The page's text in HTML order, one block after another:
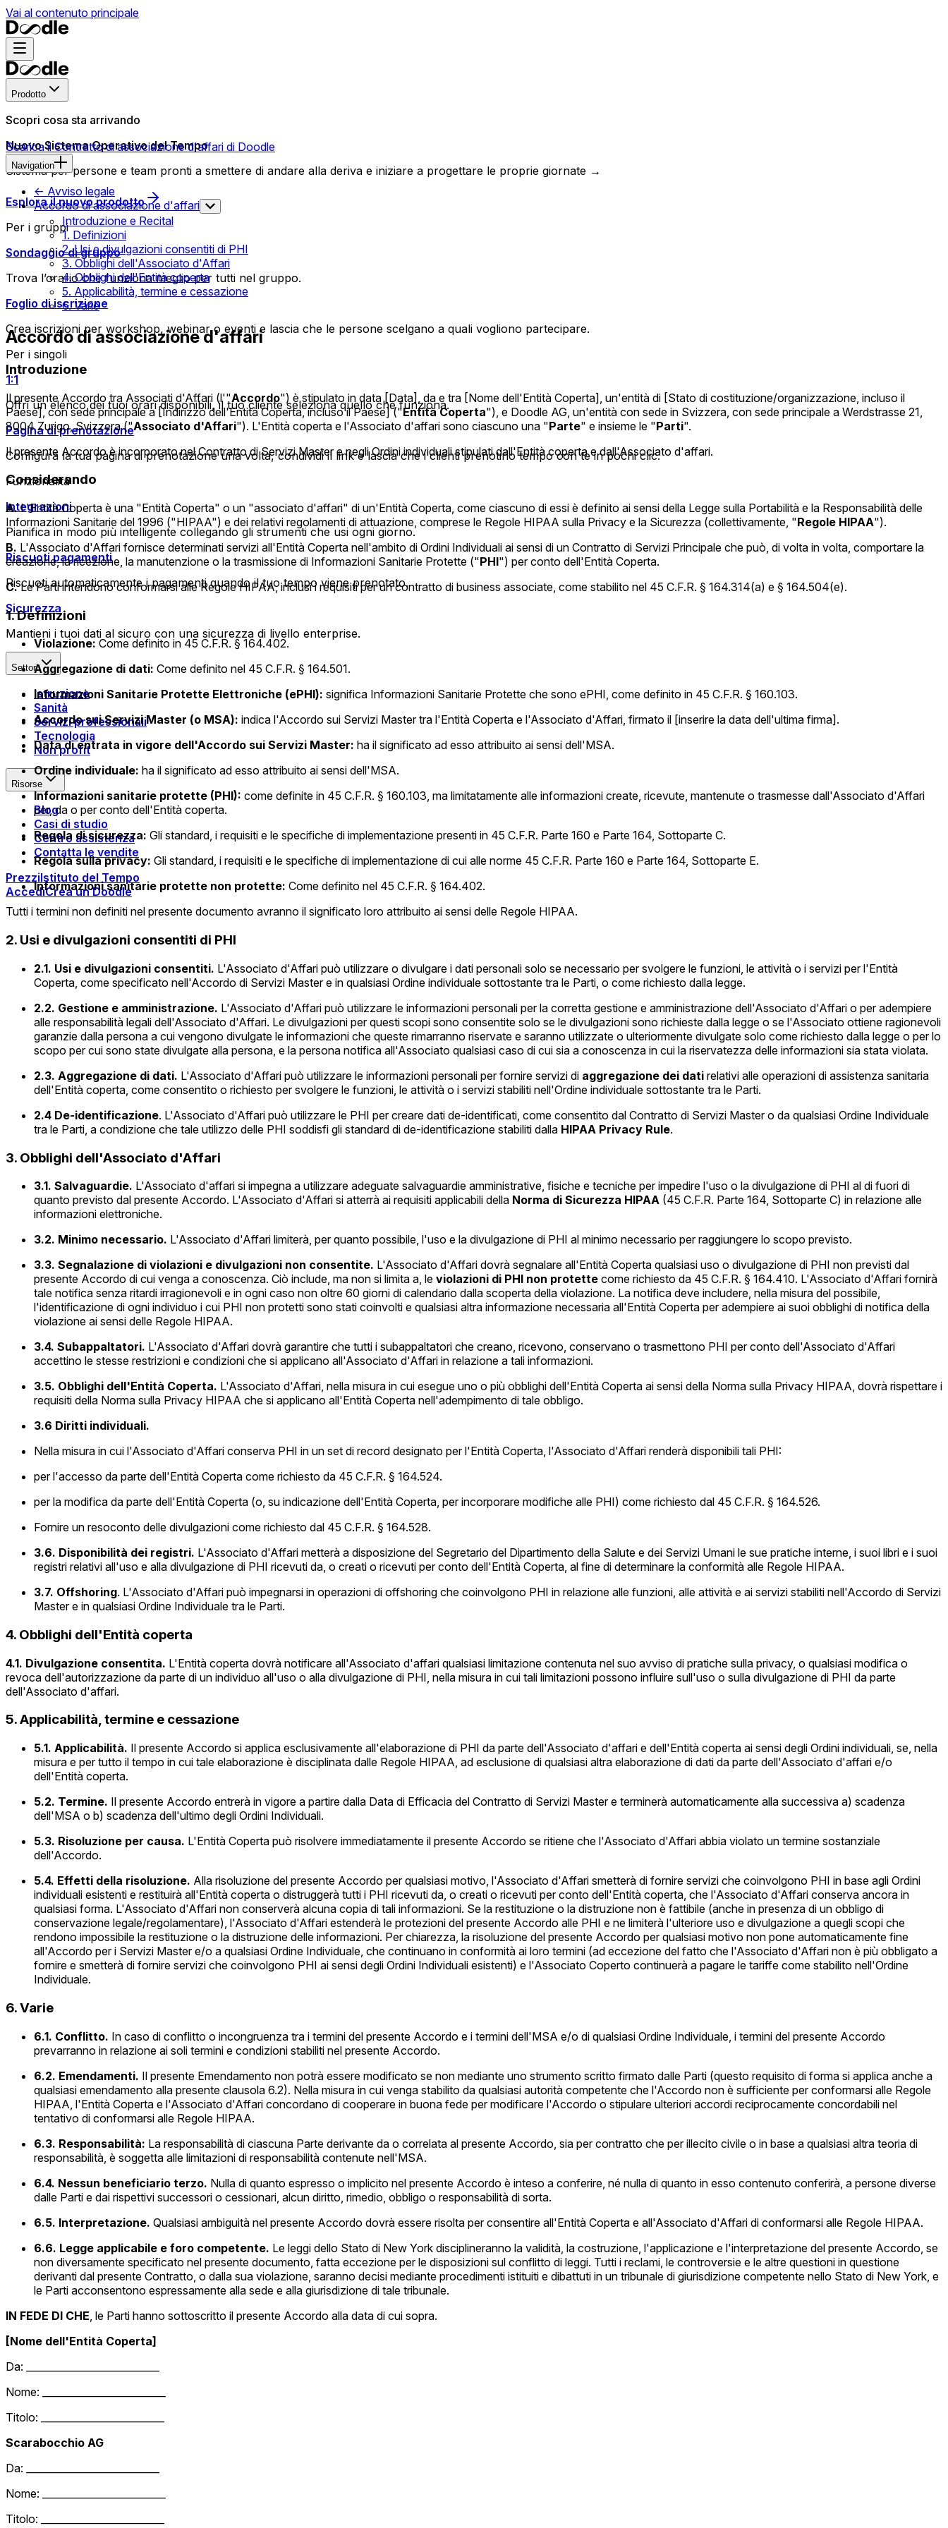
Vai al contenuto principale
Prodotto
Scopri cosa sta arrivando
Nuovo Sistema Operativo del Tempo
Sistema per persone e team pronti a smettere di andare alla deriva e iniziare a progettare le proprie giornate →
Esplora il nuovo prodotto
Per i gruppi
Sondaggio di gruppo
Trova l’orario che funziona meglio per tutti nel gruppo.
Foglio di iscrizione
Crea iscrizioni per workshop, webinar o eventi e lascia che le persone scelgano a quali vogliono partecipare.
Per i singoli
1:1
Offri un elenco dei tuoi orari disponibili, il tuo cliente seleziona quello che funziona.
Pagina di prenotazione
Configura la tua pagina di prenotazione una volta, condividi il link e lascia che i clienti prenotino tempo con te in pochi clic.
Funzionalità
Integrazioni
Pianifica in modo più intelligente collegando gli strumenti che usi ogni giorno.
Riscuoti pagamenti
Riscuoti automaticamente i pagamenti quando il tuo tempo viene prenotato.
Sicurezza
Mantieni i tuoi dati al sicuro con una sicurezza di livello enterprise.
Settori
Istruzione
Sanità
Servizi professionali
Tecnologia
Non profit
Risorse
Blog
Casi di studio
Centro assistenza
Contatta le vendite
PrezziIstituto del Tempo
AccediCrea un Doodle
Scarica il Contratto di associazione d'affari di Doodle
Navigation
<- Avviso legale
Accordo di associazione d'affari
Introduzione e Recital
1. Definizioni
2. Usi e divulgazioni consentiti di PHI
3. Obblighi dell'Associato d'Affari
4. Obblighi dell'Entità coperta
5. Applicabilità, termine e cessazione
6. Varie
Accordo di associazione d'affari
Introduzione
Il presente Accordo tra Associati d'Affari (l'"Accordo") è stipulato in data [Data], da e tra [Nome dell'Entità Coperta], un'entità di [Stato di costituzione/organizzazione, incluso il
Paese], con sede principale a [Indirizzo dell'Entità Coperta, incluso il Paese] ("Entità Coperta"), e Doodle AG, un'entità con sede in Svizzera, con sede principale a Werdstrasse 21,
8004 Zurigo, Svizzera ("Associato d'Affari"). L'Entità coperta e l'Associato d'affari sono ciascuno una "Parte" e insieme le "Parti".
Il presente Accordo è incorporato nel Contratto di Servizi Master e negli Ordini individuali stipulati dall'Entità coperta e dall'Associato d'affari.
Considerando
A.L'Entità Coperta è una "Entità Coperta" o un "associato d'affari" di un'Entità Coperta, come ciascuno di essi è definito ai sensi della Legge sulla Portabilità e la Responsabilità delle
Informazioni Sanitarie del 1996 ("HIPAA") e dei relativi regolamenti di attuazione, comprese le Regole HIPAA sulla Privacy e la Sicurezza (collettivamente, "Regole HIPAA").
B. L'Associato d'Affari fornisce determinati servizi all'Entità Coperta nell'ambito di Ordini Individuali ai sensi di un Contratto di Servizi Principale che può, di volta in volta, comportare la
creazione, la ricezione, la manutenzione o la trasmissione di Informazioni Sanitarie Protette ("PHI") per conto dell'Entità Coperta.
C.Le Parti intendono conformarsi alle Regole HIPAA, inclusi i requisiti per un contratto di business associate, come stabilito nel 45 C.F.R. § 164.314(a) e § 164.504(e).
1. Definizioni
Violazione: Come definito in 45 C.F.R. § 164.402.
Aggregazione di dati: Come definito nel 45 C.F.R. § 164.501.
Informazioni Sanitarie Protette Elettroniche (ePHI): significa Informazioni Sanitarie Protette che sono ePHI, come definito in 45 C.F.R. § 160.103.
Accordo sui Servizi Master (o MSA): indica l'Accordo sui Servizi Master tra l'Entità Coperta e l'Associato d'Affari, firmato il [inserire la data dell'ultima firma].
Data di entrata in vigore dell'Accordo sui Servizi Master: ha il significato ad esso attribuito ai sensi dell'MSA.
Ordine individuale: ha il significato ad esso attribuito ai sensi dell'MSA.
Informazioni sanitarie protette (PHI): come definite in 45 C.F.R. § 160.103, ma limitatamente alle informazioni create, ricevute, mantenute o trasmesse dall'Associato d'Affari
per, da o per conto dell'Entità coperta.
Regola di sicurezza: Gli standard, i requisiti e le specifiche di implementazione presenti in 45 C.F.R. Parte 160 e Parte 164, Sottoparte C.
Regola sulla privacy: Gli standard, i requisiti e le specifiche di implementazione di cui alle norme 45 C.F.R. Parte 160 e Parte 164, Sottoparte E.
Informazioni sanitarie protette non protette: Come definito nel 45 C.F.R. § 164.402.
Tutti i termini non definiti nel presente documento avranno il significato loro attribuito ai sensi delle Regole HIPAA.
2. Usi e divulgazioni consentiti di PHI
2.1. Usi e divulgazioni consentiti. L'Associato d'Affari può utilizzare o divulgare i dati personali solo se necessario per svolgere le funzioni, le attività o i servizi per l'Entità
Coperta, come specificato nell'Accordo di Servizi Master e in qualsiasi Ordine individuale sottostante tra le Parti, o come richiesto dalla legge.
2.2. Gestione e amministrazione. L'Associato d'Affari può utilizzare le informazioni personali per la corretta gestione e amministrazione dell'Associato d'Affari o per adempiere
alle responsabilità legali dell'Associato d'Affari. Le divulgazioni per questi scopi sono consentite solo se le divulgazioni sono richieste dalla legge o se l'Associato ottiene ragionevoli
garanzie dalla persona a cui vengono divulgate le informazioni che queste rimarranno riservate e saranno utilizzate o ulteriormente divulgate solo come richiesto dalla legge o per lo
scopo per cui sono state divulgate alla persona, e la persona notifica all'Associato qualsiasi caso di cui sia a conoscenza in cui la riservatezza delle informazioni sia stata violata.
2.3. Aggregazione di dati. L'Associato d'Affari può utilizzare le informazioni personali per fornire servizi di aggregazione dei dati relativi alle operazioni di assistenza sanitaria
dell'Entità coperta, come consentito o richiesto per svolgere le funzioni, le attività o i servizi stabiliti nell'Ordine individuale sottostante tra le Parti.
2.4 De-identificazione. L'Associato d'Affari può utilizzare le PHI per creare dati de-identificati, come consentito dal Contratto di Servizi Master o da qualsiasi Ordine Individuale
tra le Parti, a condizione che tale utilizzo delle PHI soddisfi gli standard di de-identificazione stabiliti dalla HIPAA Privacy Rule.
3. Obblighi dell'Associato d'Affari
3.1. Salvaguardie. L'Associato d'affari si impegna a utilizzare adeguate salvaguardie amministrative, fisiche e tecniche per impedire l'uso o la divulgazione di PHI al di fuori di
quanto previsto dal presente Accordo. L'Associato d'Affari si atterrà ai requisiti applicabili della Norma di Sicurezza HIPAA (45 C.F.R. Parte 164, Sottoparte C) in relazione alle
informazioni elettroniche.
3.2. Minimo necessario. L'Associato d'Affari limiterà, per quanto possibile, l'uso e la divulgazione di PHI al minimo necessario per raggiungere lo scopo previsto.
3.3. Segnalazione di violazioni e divulgazioni non consentite. L'Associato d'Affari dovrà segnalare all'Entità Coperta qualsiasi uso o divulgazione di PHI non previsti dal
presente Accordo di cui venga a conoscenza. Ciò include, ma non si limita a, le violazioni di PHI non protette come richiesto da 45 C.F.R. § 164.410. L'Associato d'Affari fornirà
tale notifica senza ritardi irragionevoli e in ogni caso non oltre 60 giorni di calendario dalla scoperta della violazione. La notifica deve includere, nella misura del possibile,
l'identificazione di ogni individuo i cui PHI non protetti sono stati coinvolti e qualsiasi altra informazione necessaria all'Entità Coperta per adempiere ai suoi obblighi di notifica della
violazione ai sensi delle Regole HIPAA.
3.4. Subappaltatori. L'Associato d'Affari dovrà garantire che tutti i subappaltatori che creano, ricevono, conservano o trasmettono PHI per conto dell'Associato d'Affari
accettino le stesse restrizioni e condizioni che si applicano all'Associato d'Affari in relazione a tali informazioni.
3.5. Obblighi dell'Entità Coperta. L'Associato d'Affari, nella misura in cui esegue uno o più obblighi dell'Entità Coperta ai sensi della Norma sulla Privacy HIPAA, dovrà rispettare i
requisiti della Norma sulla Privacy HIPAA che si applicano all'Entità Coperta nell'adempimento di tale obbligo.
3.6 Diritti individuali.
Nella misura in cui l'Associato d'Affari conserva PHI in un set di record designato per l'Entità Coperta, l'Associato d'Affari renderà disponibili tali PHI:
per l'accesso da parte dell'Entità Coperta come richiesto da 45 C.F.R. § 164.524.
per la modifica da parte dell'Entità Coperta (o, su indicazione dell'Entità Coperta, per incorporare modifiche alle PHI) come richiesto dal 45 C.F.R. § 164.526.
Fornire un resoconto delle divulgazioni come richiesto dal 45 C.F.R. § 164.528.
3.6. Disponibilità dei registri. L'Associato d'Affari metterà a disposizione del Segretario del Dipartimento della Salute e dei Servizi Umani le sue pratiche interne, i suoi libri e i suoi
registri relativi all'uso e alla divulgazione di PHI ricevuti da, o creati o ricevuti per conto dell'Entità Coperta, al fine di determinare la conformità alle Regole HIPAA.
3.7. Offshoring. L'Associato d'Affari può impegnarsi in operazioni di offshoring che coinvolgono PHI in relazione alle funzioni, alle attività e ai servizi stabiliti nell'Accordo di Servizi
Master e in qualsiasi Ordine Individuale tra le Parti.
4. Obblighi dell'Entità coperta
4.1. Divulgazione consentita. L'Entità coperta dovrà notificare all'Associato d'affari qualsiasi limitazione contenuta nel suo avviso di pratiche sulla privacy, o qualsiasi modifica o
revoca dell'autorizzazione da parte di un individuo all'uso o alla divulgazione di PHI, nella misura in cui tali limitazioni possono influire sull'uso o sulla divulgazione di PHI da parte
dell'Associato d'affari.
5. Applicabilità, termine e cessazione
5.1. Applicabilità. Il presente Accordo si applica esclusivamente all'elaborazione di PHI da parte dell'Associato d'affari e dell'Entità coperta ai sensi degli Ordini individuali, se, nella
misura e per tutto il tempo in cui tale elaborazione è disciplinata dalle Regole HIPAA, ad esclusione di qualsiasi altra elaborazione di dati da parte dell'Associato d'affari e/o
dell'Entità coperta.
5.2. Termine. Il presente Accordo entrerà in vigore a partire dalla Data di Efficacia del Contratto di Servizi Master e terminerà automaticamente alla successiva a) scadenza
dell'MSA o b) scadenza dell'ultimo degli Ordini Individuali.
5.3. Risoluzione per causa. L'Entità Coperta può risolvere immediatamente il presente Accordo se ritiene che l'Associato d'Affari abbia violato un termine sostanziale
dell'Accordo.
5.4. Effetti della risoluzione. Alla risoluzione del presente Accordo per qualsiasi motivo, l'Associato d'Affari smetterà di fornire servizi che coinvolgono PHI in base agli Ordini
individuali esistenti e restituirà all'Entità coperta o distruggerà tutti i PHI ricevuti da, o creati o ricevuti per conto dell'Entità coperta, che l'Associato d'Affari conserva ancora in
qualsiasi forma. L'Associato d'Affari non conserverà alcuna copia di tali informazioni. Se la restituzione o la distruzione non è fattibile (anche in presenza di un obbligo di
conservazione legale/regolamentare), l'Associato d'Affari estenderà le protezioni del presente Accordo alle PHI e ne limiterà l'ulteriore uso e divulgazione a quegli scopi che
rendono impossibile la restituzione o la distruzione delle informazioni. Per chiarezza, la risoluzione del presente Accordo per qualsiasi motivo non pone automaticamente fine
all'Accordo per i Servizi Master e/o a qualsiasi Ordine Individuale, che continuano in conformità ai loro termini (ad eccezione del fatto che l'Associato d'Affari non è più obbligato a
fornire e smetterà di fornire servizi che coinvolgono PHI ai sensi degli Ordini Individuali esistenti) e l'Associato Coperto continuerà a pagare le tariffe come stabilito nell'Ordine
Individuale.
6. Varie
6.1. Conflitto. In caso di conflitto o incongruenza tra i termini del presente Accordo e i termini dell'MSA e/o di qualsiasi Ordine Individuale, i termini del presente Accordo
prevarranno in relazione ai soli termini e condizioni stabiliti nel presente Accordo.
6.2. Emendamenti. Il presente Emendamento non potrà essere modificato se non mediante uno strumento scritto firmato dalle Parti (questo requisito di forma si applica anche a
qualsiasi emendamento alla presente clausola 6.2). Nella misura in cui venga stabilito da qualsiasi autorità competente che l'Accordo non è sufficiente per conformarsi alle Regole
HIPAA, l'Entità Coperta e l'Associato d'Affari concordano di cooperare in buona fede per modificare l'Accordo o stipulare ulteriori accordi reciprocamente concordabili nel
tentativo di conformarsi alle Regole HIPAA.
6.3. Responsabilità: La responsabilità di ciascuna Parte derivante da o correlata al presente Accordo, sia per contratto che per illecito civile o in base a qualsiasi altra teoria di
responsabilità, è soggetta alle limitazioni di responsabilità contenute nell'MSA.
6.4. Nessun beneficiario terzo. Nulla di quanto espresso o implicito nel presente Accordo è inteso a conferire, né nulla di quanto in esso contenuto conferirà, a persone diverse
dalle Parti e dai rispettivi successori o cessionari, alcun diritto, rimedio, obbligo o responsabilità di sorta.
6.5. Interpretazione. Qualsiasi ambiguità nel presente Accordo dovrà essere risolta per consentire all'Entità Coperta e all'Associato d'Affari di conformarsi alle Regole HIPAA.
6.6. Legge applicabile e foro competente. Le leggi dello Stato di New York disciplineranno la validità, la costruzione, l'applicazione e l'interpretazione del presente Accordo, se
non diversamente specificato nel presente documento, fatta eccezione per le disposizioni sul conflitto di leggi. Tutti i reclami, le controversie e le altre questioni in questione
derivanti dal presente Contratto, o dalla sua violazione, saranno decisi mediante procedimenti istituiti e dibattuti in un tribunale di giurisdizione competente nello Stato di New York, e
le Parti acconsentono espressamente alla sede e alla giurisdizione di tale tribunale.
IN FEDE DI CHE , le Parti hanno sottoscritto il presente Accordo alla data di cui sopra.
[Nome dell'Entità Coperta]
Da: ___________________________
Nome: _________________________
Titolo: _________________________
Scarabocchio AG
Da: ___________________________
Nome: _________________________
Titolo: _________________________